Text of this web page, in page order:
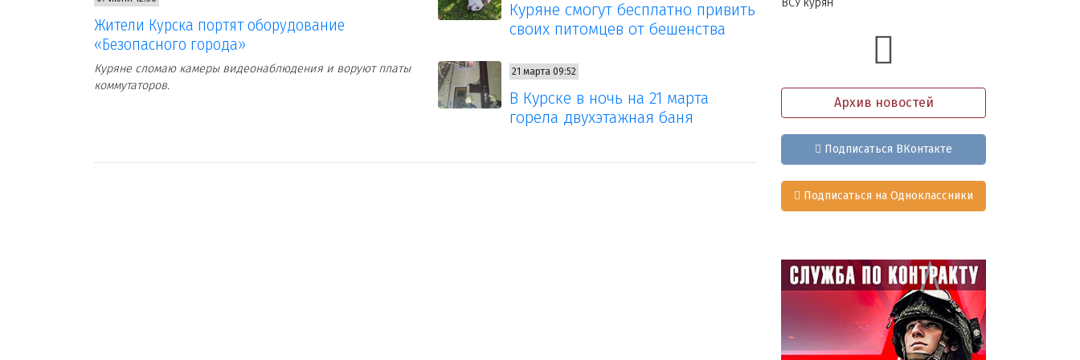
Жители Курска портят оборудование
«Безопасного города»
Куряне сломаю камеры видеонаблюдения и воруют платы
коммутаторов.
Куряне смогут бесплатно привить
своих питомцев от бешенства
21 марта 09:52
В Курске в ночь на 21 марта
горела двухэтажная баня
Архив новостей
Подписаться ВКонтакте
Подписаться на Одноклассники